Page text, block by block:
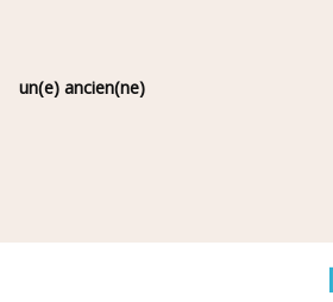
un(e) ancien(ne)